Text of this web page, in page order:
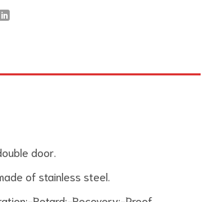
door.
of stainless steel.